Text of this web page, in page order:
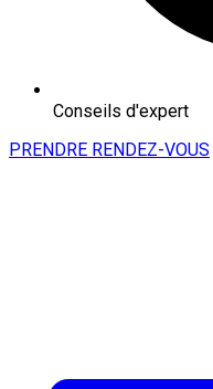
Conseils d'expert
PRENDRE RENDEZ-VOUS